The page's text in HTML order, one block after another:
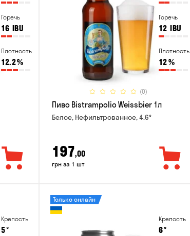
Горечь
16 IBU
Плотность
12.2%
Горечь
12 IBU
Плотность
12%
(0)
Пиво Bistrampolio Weissbier 1л
Белое, Нефильтрованное, 4.6°
197,00
грн за 1 шт
Крепость
5°
Крепость
6°
Только онлайн